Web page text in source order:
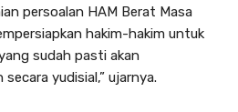
persoalan HAM Berat Masa
hakim-hakim untuk
sudah pasti akan
yudisial,” ujarnya.